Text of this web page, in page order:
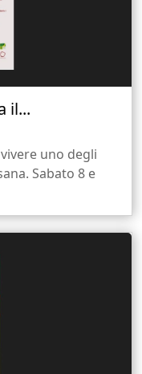
il...
uno degli
Sabato 8 e